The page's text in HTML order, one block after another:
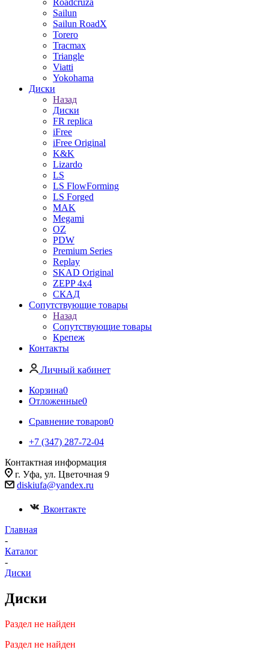
Roadcruza
Sailun
Sailun RoadX
Torero
Tracmax
Triangle
Viatti
Yokohama
Диски
Назад
Диски
FR replica
iFree
iFree Original
K&K
Lizardo
LS
LS FlowForming
LS Forged
MAK
Megami
OZ
PDW
Premium Series
Replay
SKAD Original
ZEPP 4x4
СКАД
Сопутствующие товары
Назад
Сопутствующие товары
Крепеж
Контакты
Личный кабинет
Корзина0
Отложенные0
Сравнение товаров0
+7 (347) 287-72-04
Контактная информация
г. Уфа, ул. Цветочная 9
diskiufa@yandex.ru
Вконтакте
Главная
-
Каталог
-
Диски
Диски
Раздел не найден
Раздел не найден